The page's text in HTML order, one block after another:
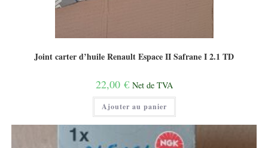
Joint carter d’huile Renault Espace II Safrane I 2.1 TD
22,00 € Net de TVA
Ajouter au panier